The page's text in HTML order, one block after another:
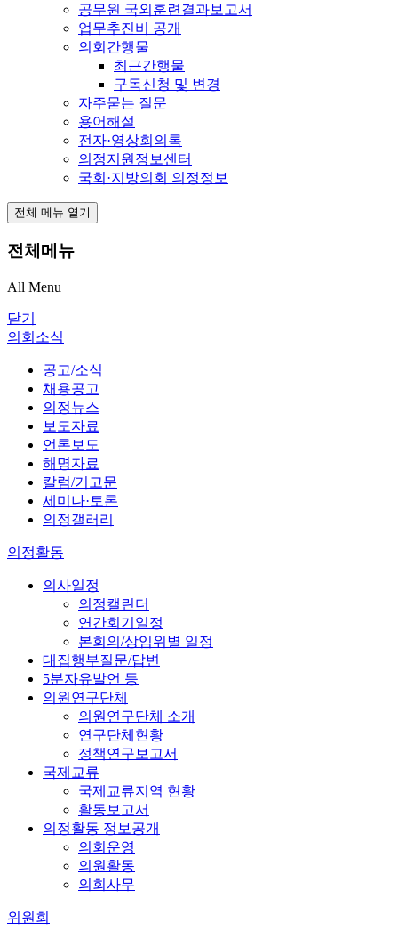
공무원 국외훈련결과보고서
업무추진비 공개
의회간행물
최근간행물
구독신청 및 변경
자주묻는 질문
용어해설
전자·영상회의록
의정지원정보센터
국회·지방의회 의정정보
전체 메뉴 열기
전체메뉴
All Menu
닫기
의회소식
공고/소식
채용공고
의정뉴스
보도자료
언론보도
해명자료
칼럼/기고문
세미나·토론
의정갤러리
의정활동
의사일정
의정캘린더
연간회기일정
본회의/상임위별 일정
대집행부질문/답변
5분자유발언 등
의원연구단체
의원연구단체 소개
연구단체현황
정책연구보고서
국제교류
국제교류지역 현황
활동보고서
의정활동 정보공개
의회운영
의원활동
의회사무
위원회